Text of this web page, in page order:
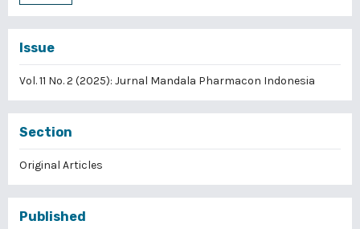
Issue
Vol. 11 No. 2 (2025): Jurnal Mandala Pharmacon Indonesia
Section
Original Articles
Published